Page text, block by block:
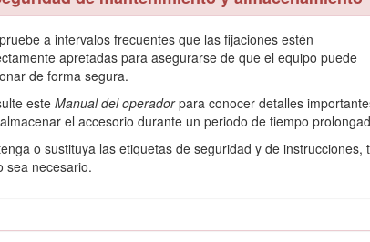
a intervalos frecuentes que las fijaciones estén
apretadas para asegurarse de que el equipo puede
de forma segura.
esteManual del operadorpara conocer detalles
el accesorio durante un periodo de tiempo
o sustituya las etiquetas de seguridad y de instrucciones,
sea necesario.
oruga pasa por un borde o si se desploma el borde.